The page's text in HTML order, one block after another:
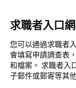
求職者入口
您可以通過求職者
會填寫申請調查表
和檔案。 求職者入
子郵件或郵寄等其